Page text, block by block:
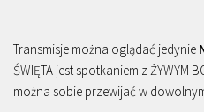
Transmisje można oglądać jedynie
ŚWIĘTA jest spotkaniem z ŻYWYM
można sobie przewijać w